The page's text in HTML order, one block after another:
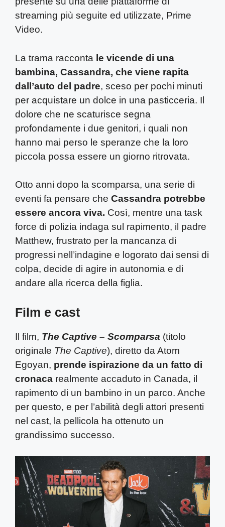
streaming più seguite ed utilizzate, Prime
Video.
La trama racconta le vicende di una
bambina, Cassandra, che viene rapita
dall’auto del padre, sceso per pochi minuti
per acquistare un dolce in una pasticceria. Il
dolore che ne scaturisce segna
profondamente i due genitori, i quali non
hanno mai perso le speranze che la loro
piccola possa essere un giorno ritrovata.
Otto anni dopo la scomparsa, una serie di
eventi fa pensare che Cassandra potrebbe
essere ancora viva. Così, mentre una task
force di polizia indaga sul rapimento, il padre
Matthew, frustrato per la mancanza di
progressi nell’indagine e logorato dai sensi di
colpa, decide di agire in autonomia e di
andare alla ricerca della figlia.
Film e cast
Il film, The Captive – Scomparsa (titolo
originale The Captive), diretto da Atom
Egoyan, prende ispirazione da un fatto di
cronaca realmente accaduto in Canada, il
rapimento di un bambino in un parco. Anche
per questo, e per l’abilità degli attori presenti
nel cast, la pellicola ha ottenuto un
grandissimo successo.